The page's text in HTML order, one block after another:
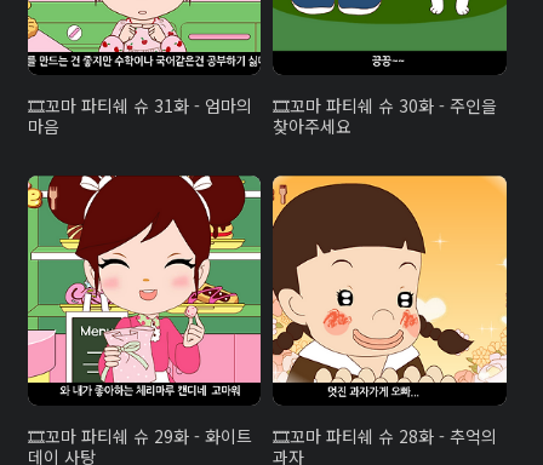
꼬마 파티쉐 슈 31화 - 엄마의
마음
꼬마 파티쉐 슈 30화 - 주인을
찾아주세요
꼬마 파티쉐 슈 29화 - 화이트
데이 사탕
꼬마 파티쉐 슈 28화 - 추억의
과자